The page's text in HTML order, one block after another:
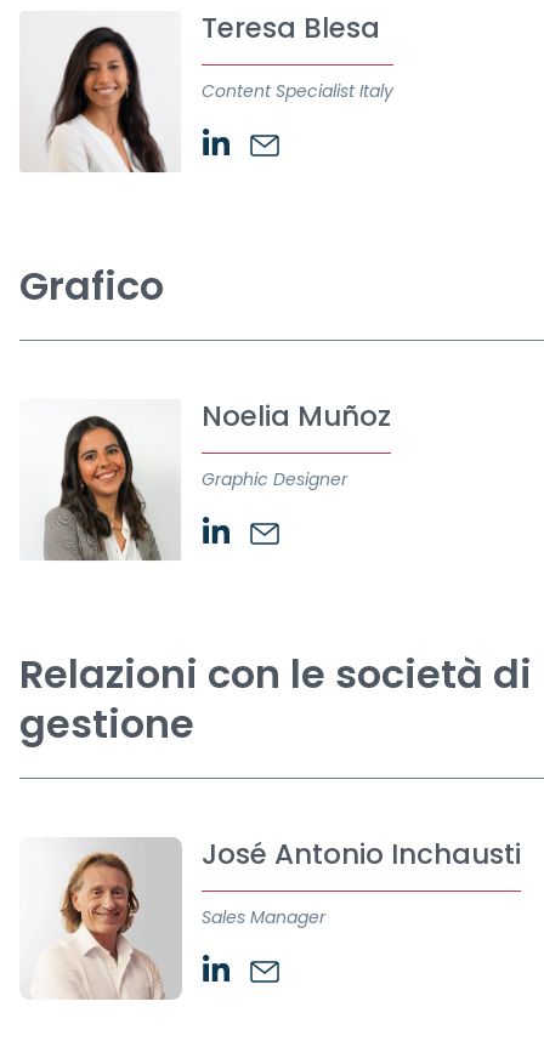
Teresa Blesa
Content Specialist Italy
Grafico
Noelia Muñoz
Graphic Designer
Relazioni con le società di
gestione
José Antonio Inchausti
Sales Manager